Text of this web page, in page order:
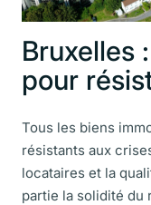
Bruxelles
pour
Tous les biens
résistants aux
locataires et la
partie la solidité du